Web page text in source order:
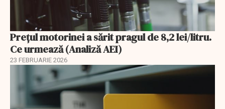
Prețul motorinei a sărit pragul de 8,2 lei/litru.
Ce urmează (Analiză AEI)
23 FEBRUARIE 2026